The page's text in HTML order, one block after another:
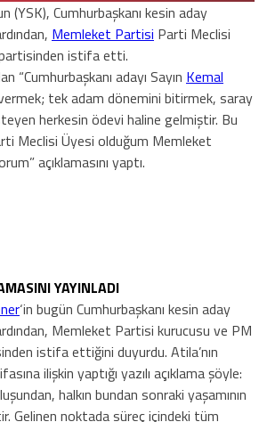
(YSK), Cumhurbaşkanı kesin aday
Memleket Partisi Parti Meclisi
istifa etti.
“Cumhurbaşkanı adayı Sayın Kemal
tek adam dönemini bitirmek, saray
herkesin ödevi haline gelmiştir. Bu
Meclisi Üyesi olduğum Memleket
açıklamasını yaptı.
YAYINLADI
‘in bugün Cumhurbaşkanı kesin aday
Memleket Partisi kurucusu ve PM
istifa ettiğini duyurdu. Atila’nın
ilişkin yaptığı yazılı açıklama şöyle:
halkın bundan sonraki yaşamının
Gelinen noktada süreç içindeki tüm